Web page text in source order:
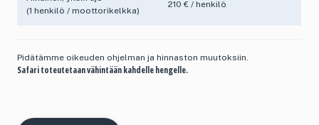
(1 henkilö / moottorikelkka)
210 € / henkilö
Pidätämme oikeuden ohjelman ja hinnaston muutoksiin.
Safari toteutetaan vähintään kahdelle hengelle.